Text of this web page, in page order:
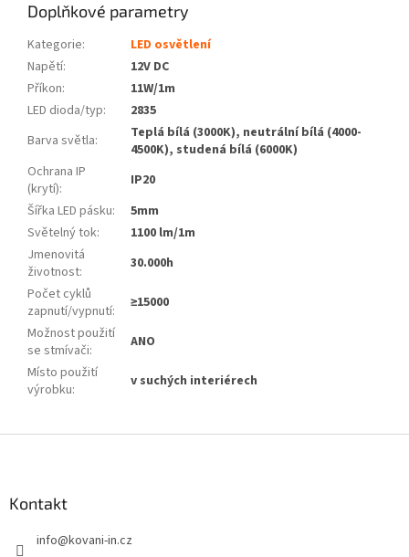
Doplňkové parametry
Kategorie:
LED osvětlení
Napětí:
12V DC
Příkon:
11W/1m
LED dioda/typ:
2835
Barva světla:
Teplá bílá (3000K), neutrální bílá (4000-
4500K), studená bílá (6000K)
Ochrana IP
(krytí):
IP20
Šířka LED pásku:
5mm
Světelný tok:
1100 lm/1m
Jmenovitá
životnost:
30.000h
Počet cyklů
zapnutí/vypnutí:
≥15000
Možnost použití
se stmívači:
ANO
Místo použití
výrobku: v suchých interiérech
Kontakt
info@kovani-in.cz